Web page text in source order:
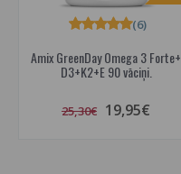
Amix GreenDay Omega 3 Forte+
D3+K2+E 90 vāciņi.
(6)
25,30€ 19,95€